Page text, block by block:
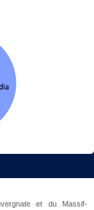
et du Massif-